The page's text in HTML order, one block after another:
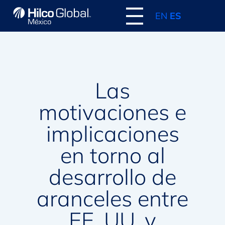
EN ES
Las
motivaciones e
implicaciones
en torno al
desarrollo de
aranceles entre